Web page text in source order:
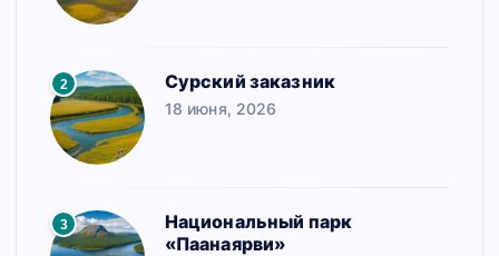
2 Сурский заказник
18 июня, 2026
3
Национальный парк
«Паанаярви»